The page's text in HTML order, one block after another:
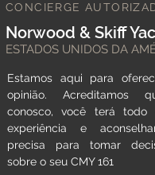
CONCIERGE
Norwood & Skiff
ESTADOS UNIDOS DA
Estamos aqui para
opinião. Acreditamos
conosco, você terá todo
experiência e
precisa para tomar
sobre o seu CMY 161